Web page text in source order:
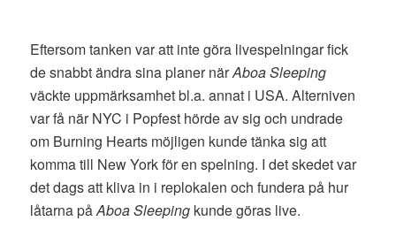
Eftersom tanken var att inte göra livespelningar fick
de snabbt ändra sina planer närAboa Sleeping
väckte uppmärksamhet bl.a. annat i USA. Alterniven
var få när NYC i Popfest hörde av sig och undrade
om Burning Hearts möjligen kunde tänka sig att
komma till New York för en spelning. I det skedet var
det dags att kliva in i replokalen och fundera på hur
låtarna påAboa Sleeping kunde göras live.